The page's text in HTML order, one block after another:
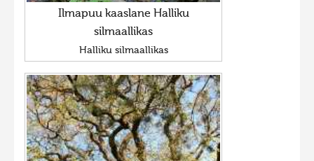
Ilmapuu kaaslane Halliku
silmaallikas
Halliku silmaallikas